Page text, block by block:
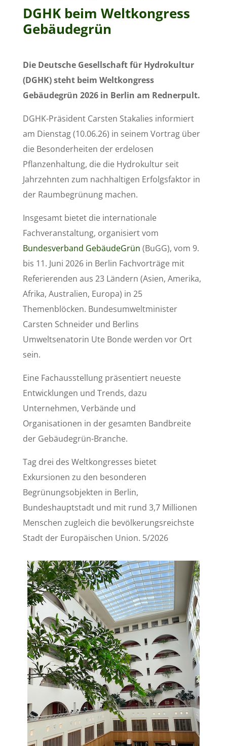
DGHK beim Weltkongress
Gebäudegrün
Die Deutsche Gesellschaft für Hydrokultur
(DGHK) steht beim Weltkongress
Gebäudegrün 2026 in Berlin am Rednerpult.
DGHK-Präsident Carsten Stakalies informiert
am Dienstag (10.06.26) in seinem Vortrag über
die Besonderheiten der erdelosen
Pflanzenhaltung, die die Hydrokultur seit
Jahrzehnten zum nachhaltigen Erfolgsfaktor in
der Raumbegrünung machen.
Insgesamt bietet die internationale
Fachveranstaltung, organisiert vom
Bundesverband GebäudeGrün (BuGG), vom 9.
bis 11. Juni 2026 in Berlin Fachvorträge mit
Referierenden aus 23 Ländern (Asien, Amerika,
Afrika, Australien, Europa) in 25
Themenblöcken. Bundesumweltminister
Carsten Schneider und Berlins
Umweltsenatorin Ute Bonde werden vor Ort
sein.
Eine Fachausstellung präsentiert neueste
Entwicklungen und Trends, dazu
Unternehmen, Verbände und
Organisationen in der gesamten Bandbreite
der Gebäudegrün-Branche.
Tag drei des Weltkongresses bietet
Exkursionen zu den besonderen
Begrünungsobjekten in Berlin,
Bundeshauptstadt und mit rund 3,7 Millionen
Menschen zugleich die bevölkerungsreichste
Stadt der Europäischen Union. 5/2026